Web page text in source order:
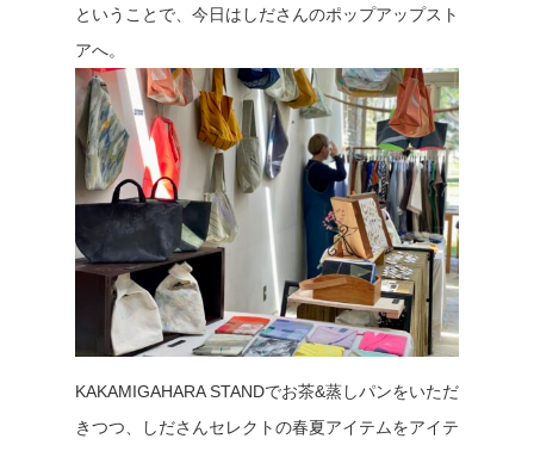
ということで、今日はしださんのポップアップスト
アへ。
KAKAMIGAHARA STANDでお茶&蒸しパンをいただ
きつつ、しださんセレクトの春夏アイテムをアイテ